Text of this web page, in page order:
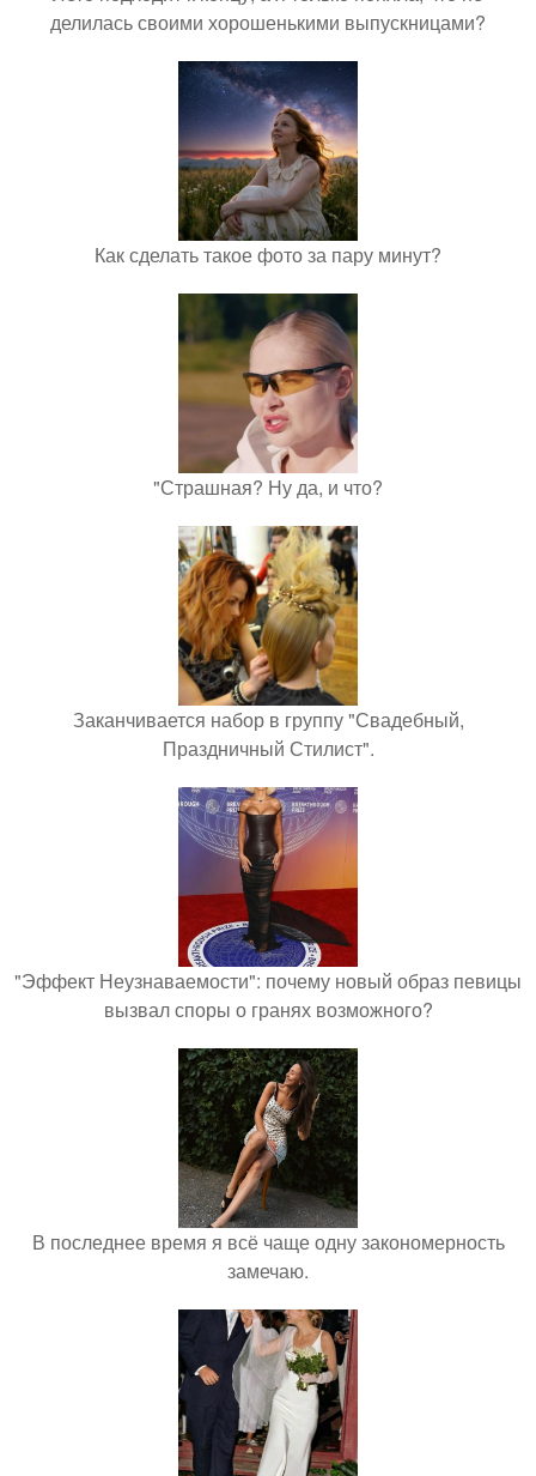
делилась своими хорошенькими выпускницами?
Как сделать такое фото за пару минут?
"Страшная? Ну да, и что?
Заканчивается набор в группу "Свадебный,
Праздничный Стилист".
"Эффект Неузнаваемости": почему новый образ певицы
вызвал споры о гранях возможного?
В последнее время я всё чаще одну закономерность
замечаю.